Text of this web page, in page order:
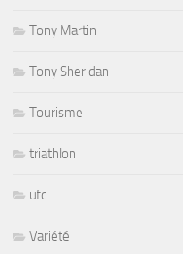
Tony Martin
Tony Sheridan
Tourisme
triathlon
ufc
Variété